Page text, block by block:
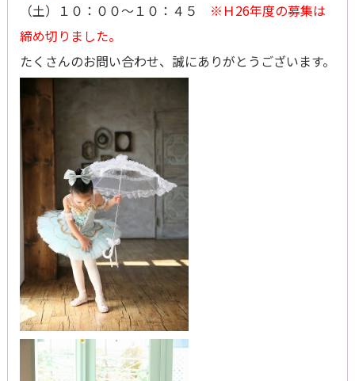
（土）１０：００～１０：４５ ※Ｈ26年度の募集は
締め切りました。
たくさんのお問い合わせ、誠にありがとうございます。